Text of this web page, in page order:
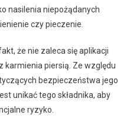
nasilenia niepożądanych
czy pieczenie.
że nie zaleca się aplikacji
karmienia piersią. Ze względu
bezpieczeństwa jego
unikać tego składnika, aby
ryzyko.